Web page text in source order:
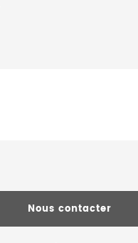
Nous contacter